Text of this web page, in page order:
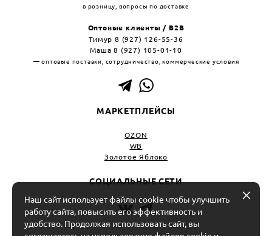
в розницу, вопросы по доставке
Оптовые клиенты / B2B
Тимур 8 (927) 126-55-36
Маша 8 (927) 105-01-10
— оптовые поставки, сотрудничество, коммерческие условия
МАРКЕТПЛЕЙСЫ
OZON
WB
Золотое Яблоко
СОЦИАЛЬНЫЕ СЕТИ
ИП Салоев Кирилл Александрович
Наш сайт использует файлы cookie чтобы улучшить
работу сайта, повысить его эффективность и
удобство. Продолжая использовать сайт, вы